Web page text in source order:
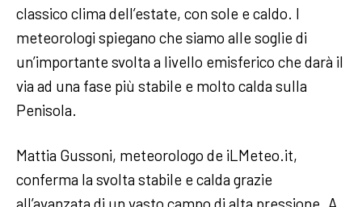
classico clima dell’estate, con sole e caldo. I
meteorologi spiegano che siamo alle soglie di
un’importante svolta a livello emisferico che darà il
via ad una fase più stabile e molto calda sulla
Penisola.
Mattia Gussoni, meteorologo de iLMeteo.it,
conferma la svolta stabile e calda grazie